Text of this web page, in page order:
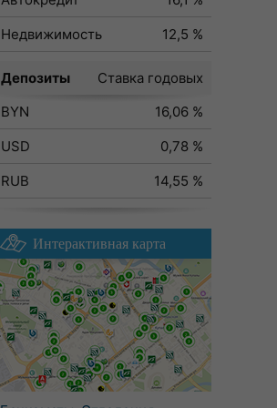
Недвижимость
12,5 %
Депозиты
Ставка годовых
BYN
16,06 %
USD
0,78 %
RUB
14,55 %
Интерактивная карта